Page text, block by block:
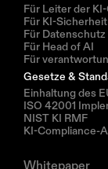
Für Leiter der
Für KI-
Für
Für Head of AI
Für
Gesetze &
Einhaltung des
ISO 42001
NIST KI RMF
KI-Compliance-
Whitepaper